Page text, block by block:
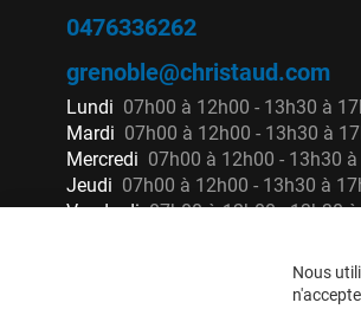
0476336262
grenoble@christaud.com
Lundi 07h00 à 12h00 - 13h30 à
Mardi 07h00 à 12h00 - 13h30 à
Mercredi 07h00 à 12h00 - 13h30
Jeudi 07h00 à 12h00 - 13h30 à
Vendredi 07h00 à 12h00 - 13h30
Nous